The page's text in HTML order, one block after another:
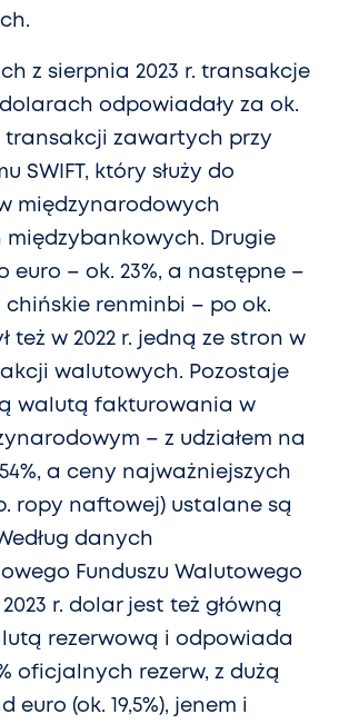
z sierpnia 2023 r. transakcje
odpowiadały za ok.
transakcji zawartych przy
SWIFT, który służy do
międzynarodowych
międzybankowych. Drugie
euro – ok. 23%, a następne –
chińskie renminbi – po ok.
też w 2022 r. jedną ze stron w
walutowych. Pozostaje
walutą fakturowania w
– z udziałem na
a ceny najważniejszych
ropy naftowej) ustalane są
danych
Funduszu Walutowego
r. dolar jest też główną
rezerwową i odpowiada
oficjalnych rezerw, z dużą
euro (ok. 19,5%), jenem i